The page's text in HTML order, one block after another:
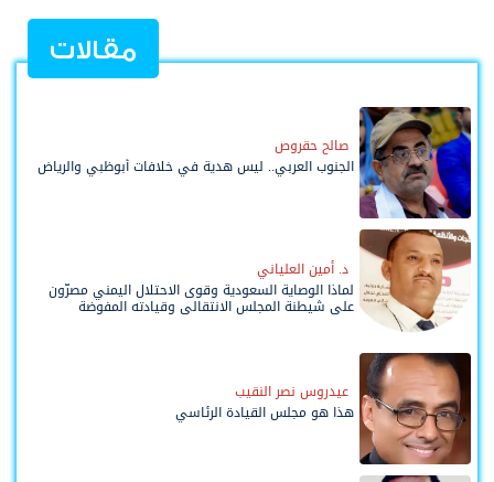
مقالات
صالح حقروص
الجنوب العربي.. ليس هدية في خلافات أبوظبي والرياض
د. أمين العلياني
لماذا الوصاية السعودية وقوى الاحتلال اليمني مصرّون
على شيطنة المجلس الانتقالي وقيادته المفوضة
عيدروس نصر النقيب
هذا هو مجلس القيادة الرئاسي